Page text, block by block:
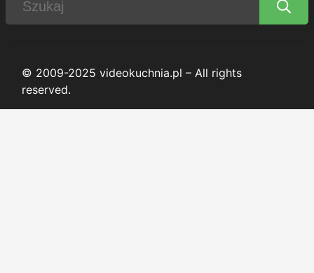
© 2009-2025 videokuchnia.pl – All rights
reserved.